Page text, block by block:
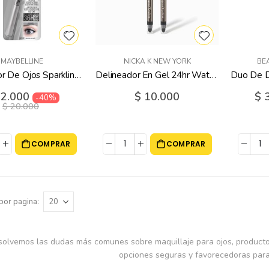
MAYBELLINE
Delineador De Ojos Sparkling Silver #961 Maybelline - 12 Gr
$ 20.000
-40%
COMPRAR
NICKA K NEW YORK
Delineador En Gel 24hr Waterproof Black - 0.3 Gr
$ 10.000
COMPRAR
$
pagina
las dudas más comunes sobre maquillaje para ojos,
opciones seguras y favorecedoras